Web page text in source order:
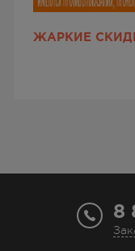
ЖАРКИЕ
8